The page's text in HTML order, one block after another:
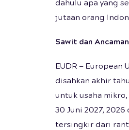
dahulu apa yang
jutaan orang
Sawit dan
EUDR —
disahkan akhir
untuk usaha
30 Juni 2027,
tersingkir dari